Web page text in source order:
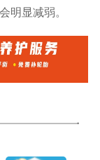
明显减弱。